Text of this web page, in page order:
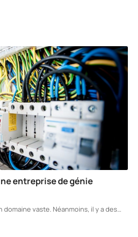
entreprise de génie
vaste. Néanmoins, il y a des…